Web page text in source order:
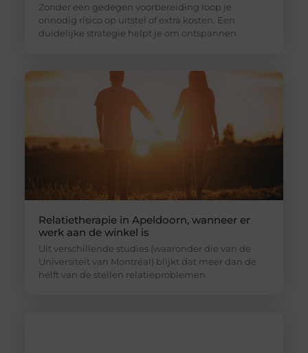
Zonder een gedegen voorbereiding loop je
onnodig risico op uitstel of extra kosten. Een
duidelijke strategie helpt je om ontspannen
Relatietherapie in Apeldoorn, wanneer er
werk aan de winkel is
Uit verschillende studies (waaronder die van de
Universiteit van Montréal) blijkt dat meer dan de
helft van de stellen relatieproblemen